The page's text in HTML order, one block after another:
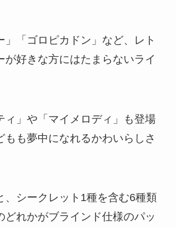
」「ゴロピカドン」など、レト
が好きな方にはたまらないライ
ィ」や「マイメロディ」も登場
もも夢中になれるかわいらしさ
、シークレット1種を含む6種類
どれかがブラインド仕様のパッ